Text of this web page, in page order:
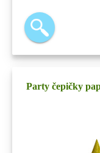
Party čepičky